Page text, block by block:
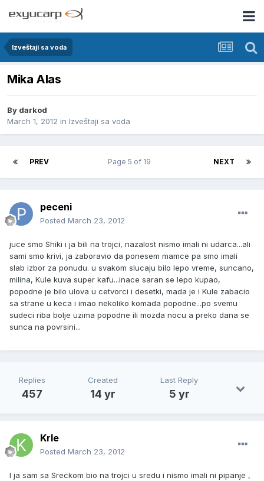
Izveštaji sa voda
Mika Alas
By darkod
March 1, 2012 in Izveštaji sa voda
PREV NEXT
Page 5 of 19
peceni
Posted March 23, 2012
juce smo Shiki i ja bili na trojci, nazalost nismo imali ni udarca...ali
sami smo krivi, ja zaboravio da ponesem mamce pa smo imali
slab izbor za ponudu. u svakom slucaju bilo lepo vreme, suncano,
milina, Kule kuva super kafu...inace saran se lepo kupao,
popodne je bilo ulova u cetvorci i desetki, mada je i Kule zabacio
sa strane u keca i imao nekoliko komada popodne...po svemu
sudeci riba bolje uzima popodne ili mozda nocu a preko dana se
sunca na povrsini...
Replies
457
Created
14 yr
Last Reply
5 yr
Krle
Posted March 23, 2012
I ja sam sa Sreckom bio na trojci u sredu i nismo imali ni pipanje ,